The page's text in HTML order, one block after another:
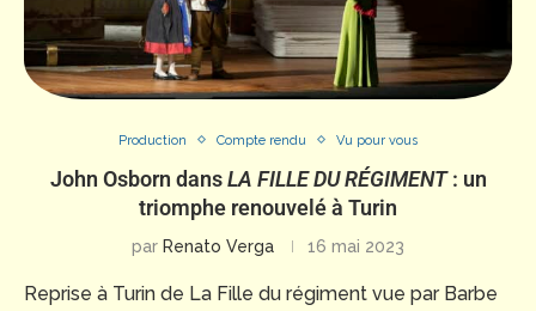
Production Compte rendu Vu pour vous
John Osborn dansLA FILLE DU RÉGIMENT: un
triomphe renouvelé à Turin
par Renato Verga 16 mai 2023
Reprise à Turin de La Fille du régiment vue par Barbe